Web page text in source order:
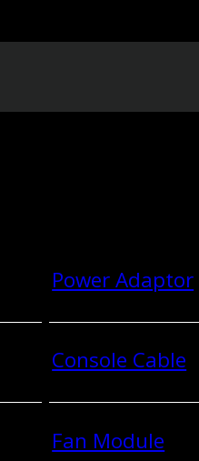
Power Adaptor
Console Cable
Fan Module